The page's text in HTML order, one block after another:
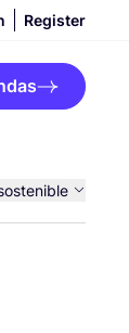
Register